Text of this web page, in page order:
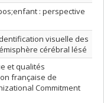
: perspective
visuelle des
cérébral lésé
et qualités
française de
Commitment